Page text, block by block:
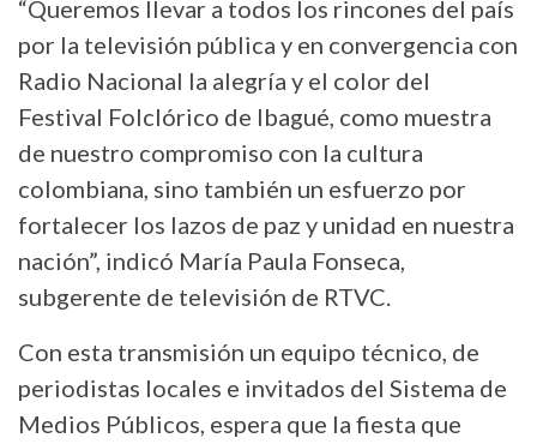
“Queremos llevar a todos los rincones del país
por la televisión pública y en convergencia con
Radio Nacional la alegría y el color del
Festival Folclórico de Ibagué, como muestra
de nuestro compromiso con la cultura
colombiana, sino también un esfuerzo por
fortalecer los lazos de paz y unidad en nuestra
nación”, indicó María Paula Fonseca,
subgerente de televisión de RTVC.
Con esta transmisión un equipo técnico, de
periodistas locales e invitados del Sistema de
Medios Públicos, espera que la fiesta que